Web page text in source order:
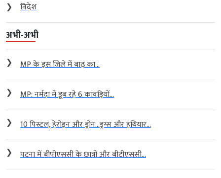
❯
विदेश
अभी-अभी
❯ MP के इस जिले में बाढ़ का...
❯ MP: नर्मदा में डूब रहे 6 कांवड़ियों...
❯ 10 पिस्टल, हेरोइन और ड्रोन…ड्रग्स और हथियार...
❯ पटना में बीपीएससी के छात्रों और बीटीएससी...